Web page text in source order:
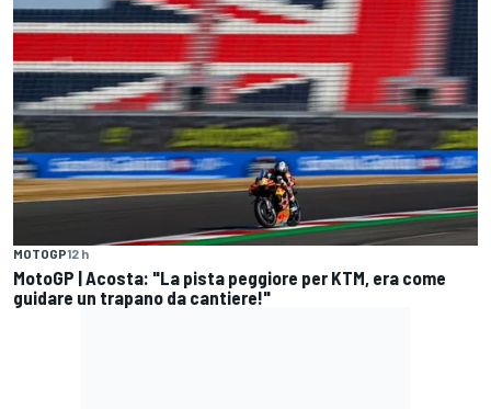
MOTOGP12 h
MotoGP | Acosta: "La pista peggiore per KTM, era come
guidare un trapano da cantiere!"